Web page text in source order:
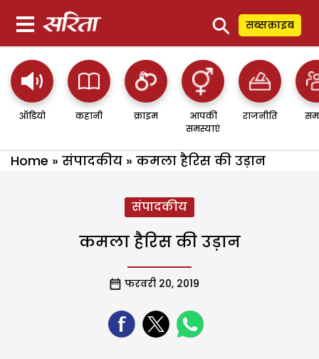
⚲ सब्सक्राइब
ऑडियो कहानी क्राइम
आपकी
समस्याएं
राजनीति
Home » संपादकीय » कमला हैरिस की उड़ान
संपादकीय
कमला हैरिस की उड़ान
फरवरी 20, 2019